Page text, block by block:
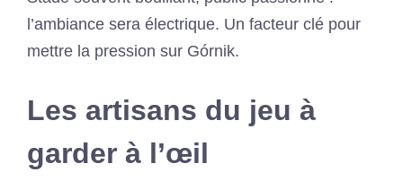
l’ambiance sera électrique. Un facteur clé pour
mettre la pression sur Górnik.
Les artisans du jeu à
garder à l’œil